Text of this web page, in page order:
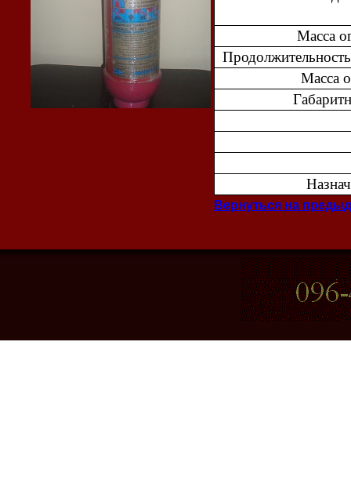
Масса
Масса
Вернуться на